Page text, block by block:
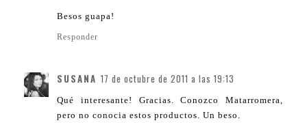
Besos guapa!
Responder
SUSANA 17 de octubre de 2011 a las 19:13
Qué interesante! Gracias. Conozco Matarromera,
pero no conocia estos productos. Un beso.